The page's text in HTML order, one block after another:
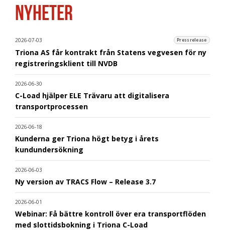
NYHETER
2026-07-03 Pressrelease
Triona AS får kontrakt från Statens vegvesen för ny
registreringsklient till NVDB
2026-06-30
C-Load hjälper ELE Trävaru att digitalisera
transportprocessen
2026-06-18
Kunderna ger Triona högt betyg i årets
kundundersökning
2026-06-03
Ny version av TRACS Flow – Release 3.7
2026-06-01
Webinar: Få bättre kontroll över era transportflöden
med slottidsbokning i Triona C-Load